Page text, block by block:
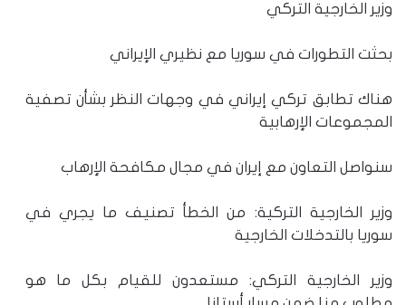
وزير الخارجية التركي
بحثت التطورات في سوريا مع نظيري الإيراني
هناك تطابق تركي إيراني في وجهات النظر بشأن تصفية
المجموعات الإرهابية
سنواصل التعاون مع إيران في مجال مكافحة الإرهاب
وزير الخارجية التركية: من الخطأ تصنيف ما يجري في
سوريا بالتدخلات الخارجية
وزير الخارجية التركي: مستعدون للقيام بكل ما هو